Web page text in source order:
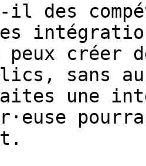
des
créer
sans
une